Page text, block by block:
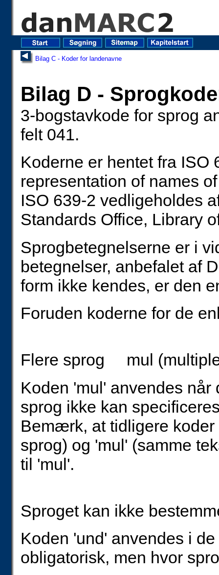
Bilag C - Koder for landenavne
Bilag D -
3-bogstavkode for sprog
felt 041.
Koderne er hentet fra ISO
representation of names
ISO 639-2 vedligeholdes
Standards Office, Library
Sprogbetegnelserne er i
betegnelser, anbefalet af
form ikke kendes, er den
Foruden koderne for de
Flere sprog mul
Koden 'mul' anvendes
sprog ikke kan
Bemærk, at tidligere
sprog) og 'mul' (samme
til 'mul'.
Sproget kan ikke
Koden 'und' anvendes i
obligatorisk, men hvor